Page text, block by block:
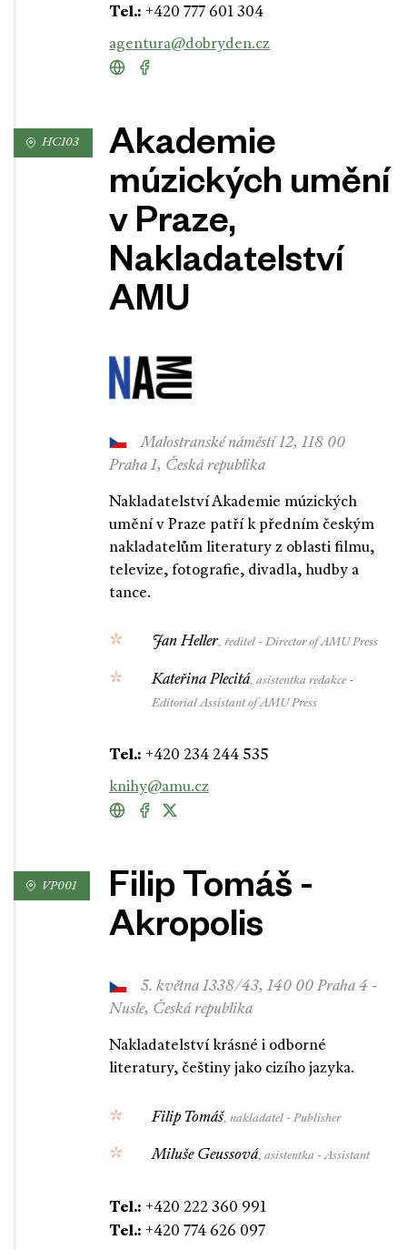
Tel.: +420 777 601 304
agentura@dobryden.cz
HC103
Akademie
múzických umění
v Praze,
Nakladatelství
AMU
Malostranské náměstí 12, 118 00
Praha 1, Česká republika
Nakladatelství Akademie múzických
umění v Praze patří k předním českým
nakladatelům literatury z oblasti filmu,
televize, fotografie, divadla, hudby a
tance.
Jan Heller, ředitel - Director of AMU Press
Kateřina Plecitá, asistentka redakce -
Editorial Assistant of AMU Press
Tel.: +420 234 244 535
knihy@amu.cz
VP001
Filip Tomáš -
Akropolis
5. května 1338/43, 140 00 Praha 4 -
Nusle, Česká republika
Nakladatelství krásné i odborné
literatury, češtiny jako cizího jazyka.
Filip Tomáš, nakladatel - Publisher
Miluše Geussová, asistentka - Assistant
Tel.: +420 222 360 991
Tel.: +420 774 626 097